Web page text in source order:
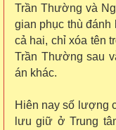
Trần Thường và
gian phục thù đánh
cả hai, chỉ xóa tên
Trần Thường sau
án khác.
Hiên nay số lượng
lưu giữ ở Trung